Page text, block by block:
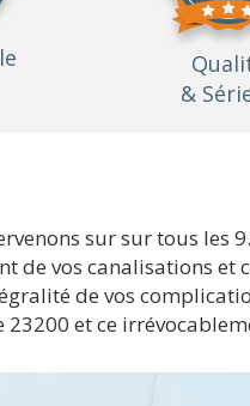
&
sur sur tous les
de vos canalisations et
de vos
et ce